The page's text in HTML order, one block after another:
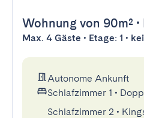
Wohnung von 90m² •
Max. 4 Gäste • Etage: 1 •
Autonome Ankunft
Schlafzimmer 1 •
Schlafzimmer 2 •